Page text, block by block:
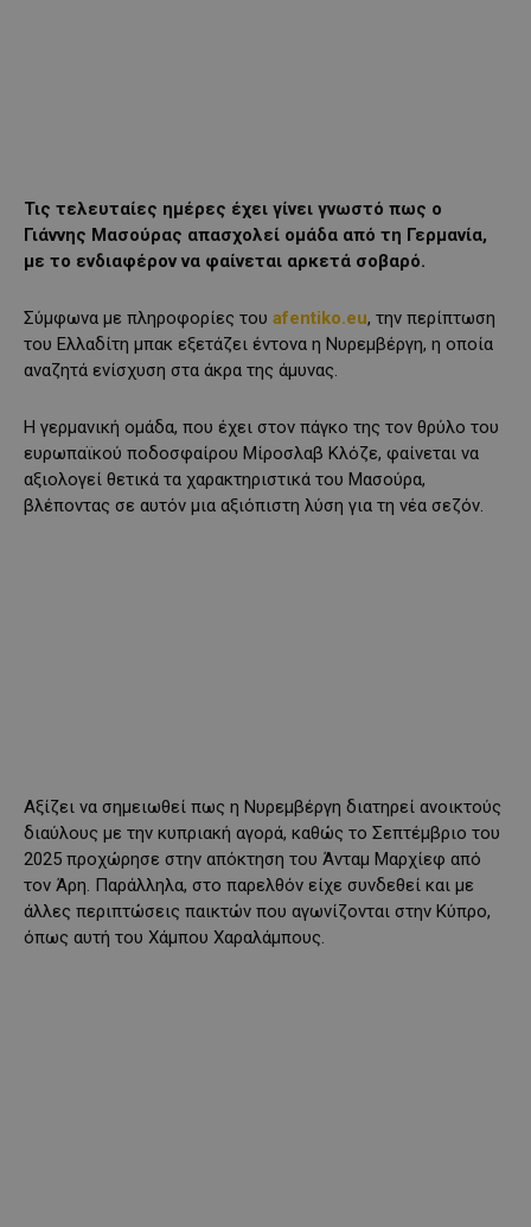
Τις τελευταίες ημέρες έχει γίνει γνωστό πως ο
Γιάννης Μασούρας απασχολεί ομάδα από τη Γερμανία,
με το ενδιαφέρον να φαίνεται αρκετά σοβαρό.
Σύμφωνα με πληροφορίες του afentiko.eu, την περίπτωση
του Ελλαδίτη μπακ εξετάζει έντονα η Νυρεμβέργη, η οποία
αναζητά ενίσχυση στα άκρα της άμυνας.
Η γερμανική ομάδα, που έχει στον πάγκο της τον θρύλο του
ευρωπαϊκού ποδοσφαίρου Μίροσλαβ Κλόζε, φαίνεται να
αξιολογεί θετικά τα χαρακτηριστικά του Μασούρα,
βλέποντας σε αυτόν μια αξιόπιστη λύση για τη νέα σεζόν.
Αξίζει να σημειωθεί πως η Νυρεμβέργη διατηρεί ανοικτούς
διαύλους με την κυπριακή αγορά, καθώς το Σεπτέμβριο του
2025 προχώρησε στην απόκτηση του Άνταμ Μαρχίεφ από
τον Άρη. Παράλληλα, στο παρελθόν είχε συνδεθεί και με
άλλες περιπτώσεις παικτών που αγωνίζονται στην Κύπρο,
όπως αυτή του Χάμπου Χαραλάμπους.